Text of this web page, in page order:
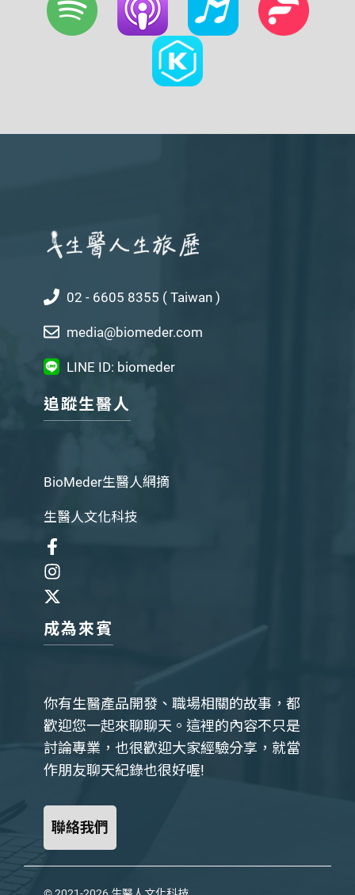
02 - 6605 8355 ( Taiwan )
media@biomeder.com
LINE ID: biomeder
追蹤生醫人
BioMeder生醫人網摘
生醫人文化科技
成為來賓
你有生醫產品開發、職場相關的故事，都
歡迎您一起來聊聊天。這裡的內容不只是
討論專業，也很歡迎大家經驗分享，就當
作朋友聊天紀錄也很好喔!
聯絡我們